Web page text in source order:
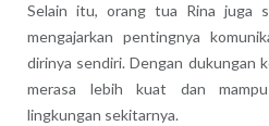
Selain itu, orang tua Rina juga
mengajarkan pentingnya
dirinya sendiri. Dengan dukungan
merasa lebih kuat dan
lingkungan sekitarnya.